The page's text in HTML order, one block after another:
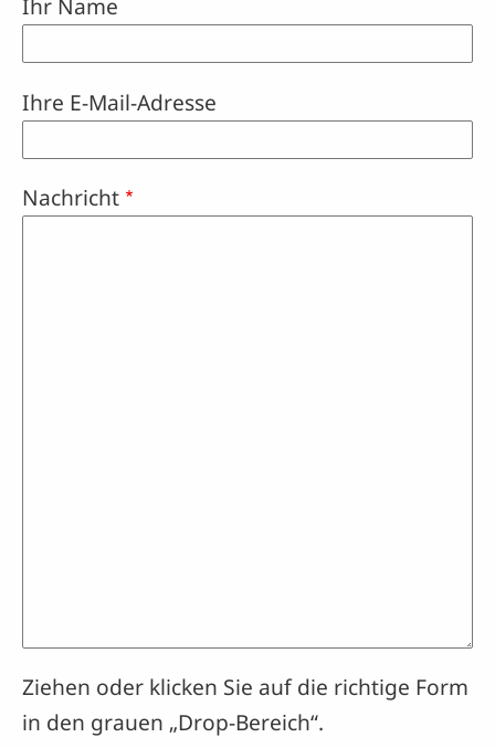
Ihr Name
Ihre E-Mail-Adresse
Nachricht
Ziehen oder klicken Sie auf die richtige Form
in den grauen „Drop-Bereich“.